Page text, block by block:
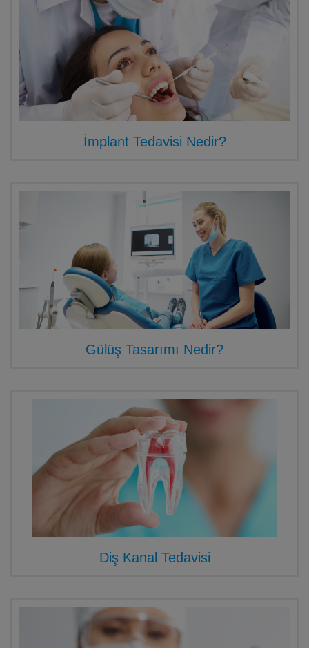
İmplant Tedavisi Nedir?
Gülüş Tasarımı Nedir?
Diş Kanal Tedavisi